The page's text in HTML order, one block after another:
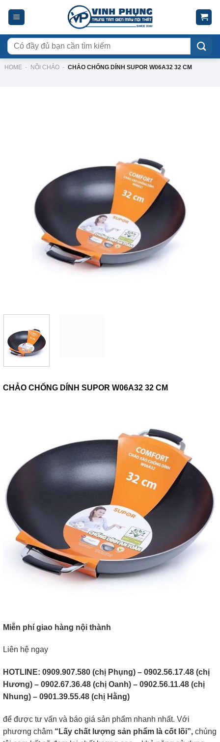
Tìm
kiếm:
HOME - NỒI CHẢO - CHẢO CHỐNG DÍNH SUPOR W06A32 32 CM
CHẢO CHỐNG DÍNH SUPOR W06A32 32 CM
Miễn phí giao hàng nội thành
Liên hệ ngay
HOTLINE: 0909.907.580 (chị Phụng) – 0902.56.17.48 (chị
Hương) – 0902.67.36.48 (chị Oanh) – 0902.56.11.48 (chị
Nhung) – 0901.39.55.48 (chị Hằng)
để được tư vấn và báo giá sản phẩm nhanh nhất. Với
phương châm “Lấy chất lượng sản phẩm là cốt lõi”, chúng